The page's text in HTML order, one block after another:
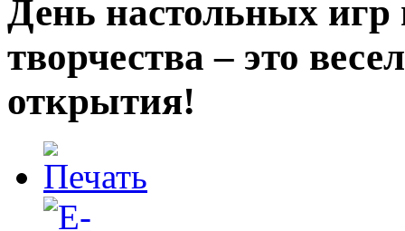
День настольных игр
творчества – это
открытия!